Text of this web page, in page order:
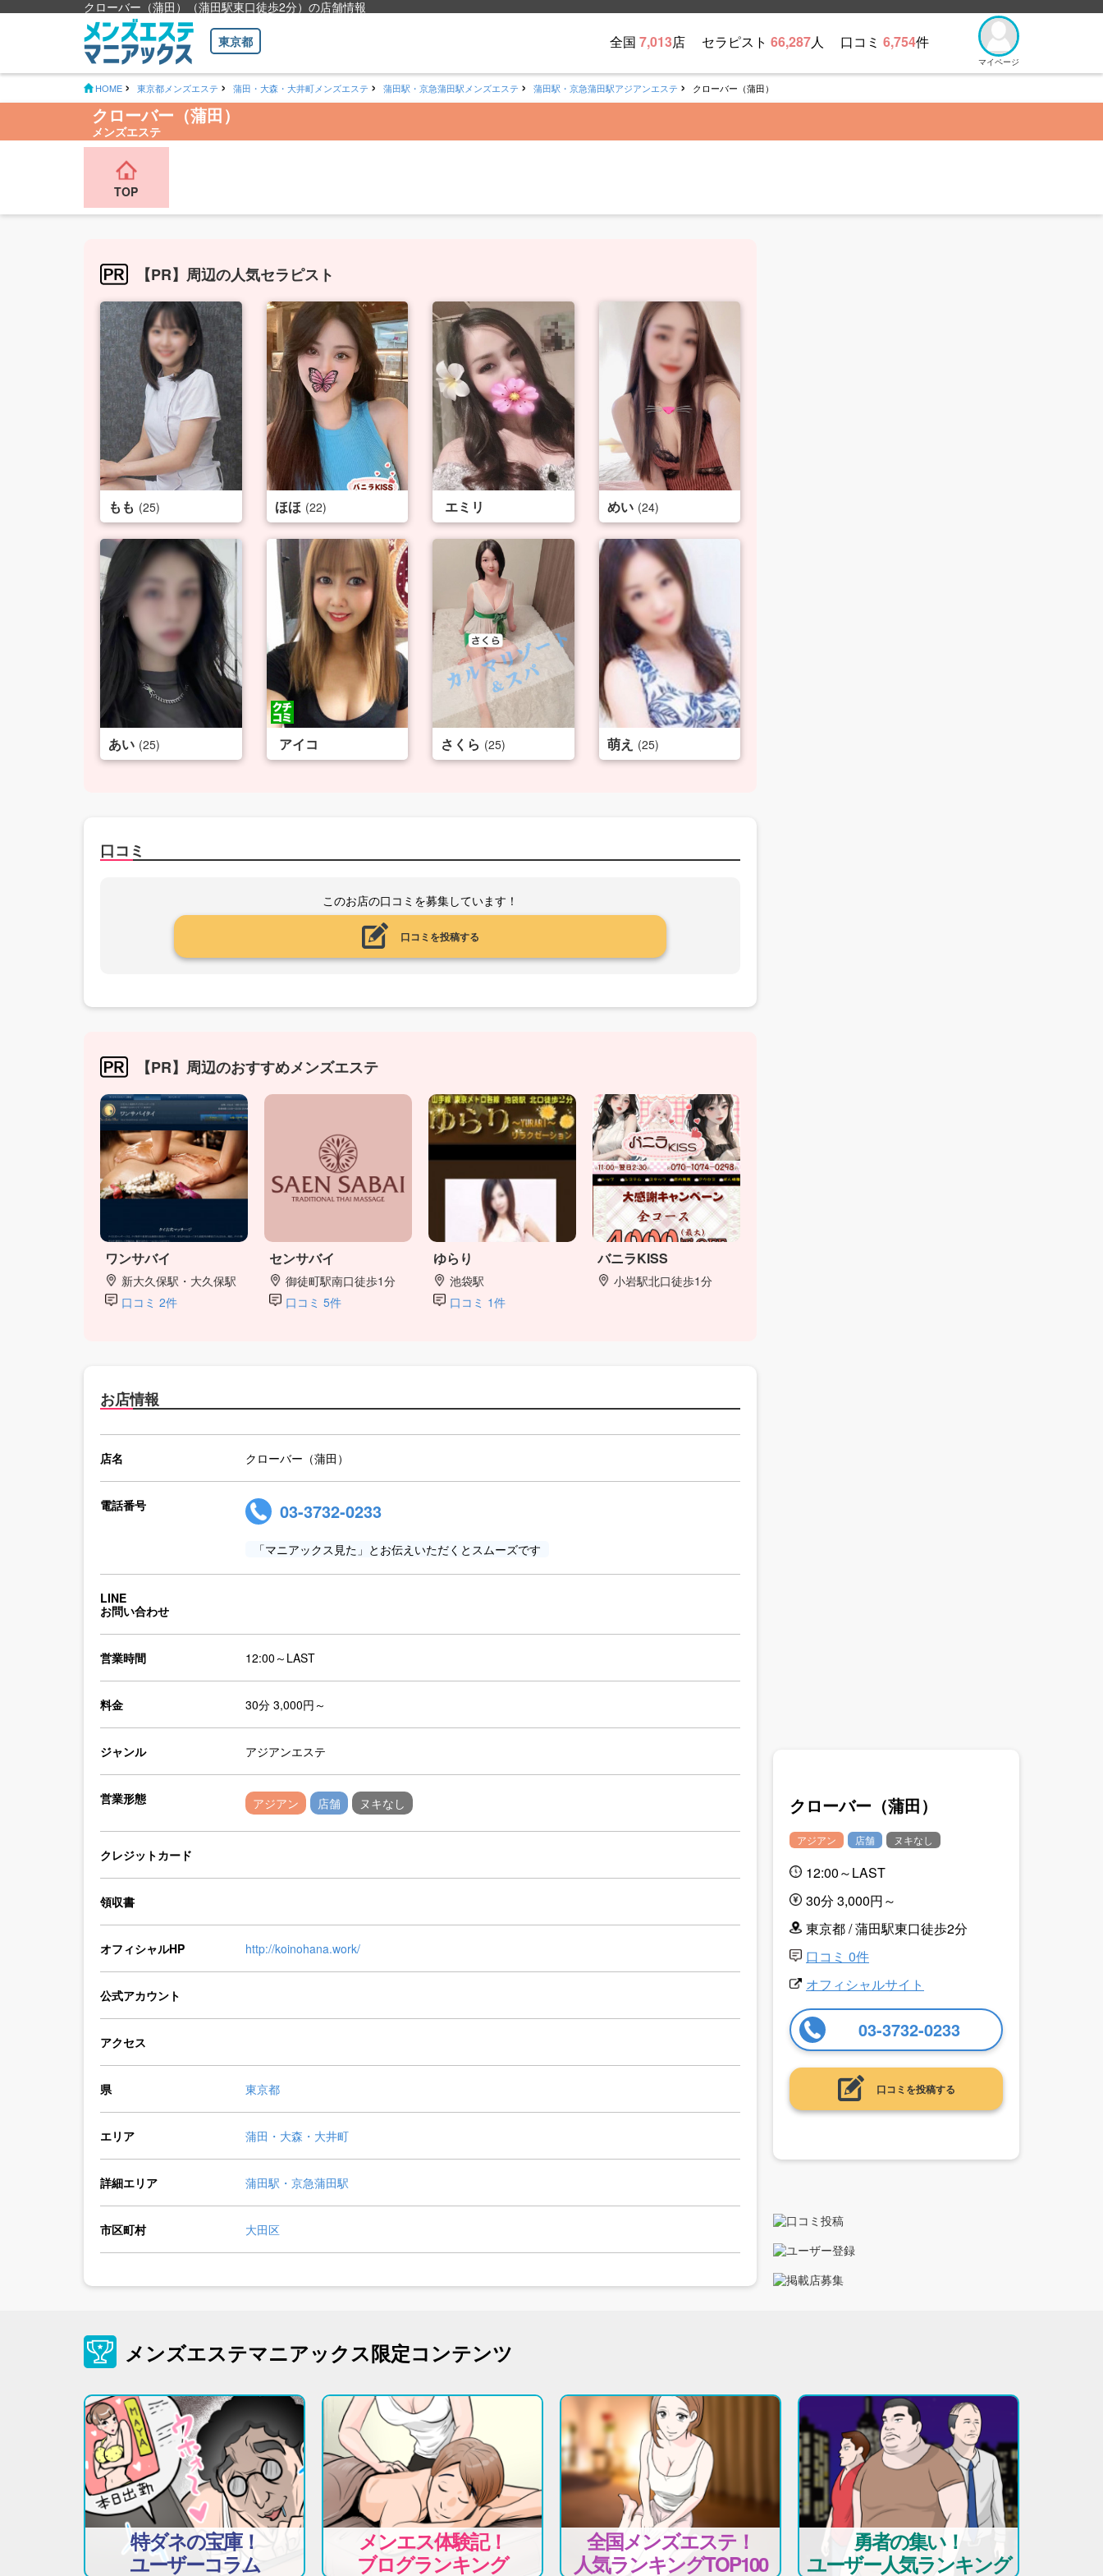
クローバー（蒲田）（蒲田駅東口徒歩2分）の店舗情報
東京都 全国 7,013店 セラピスト 66,287人 口コミ 6,754件
マイページ
HOME 東京都メンズエステ 蒲田・大森・大井町メンズエステ 蒲田駅・京急蒲田駅メンズエステ 蒲田駅・京急蒲田駅アジアンエステ クローバー（蒲田）
クローバー（蒲田）
メンズエステ
TOP
【PR】周辺の人気セラピスト
もも (25) ほほ (22) エミリ めい (24)
あい (25) アイコ さくら (25) 萌え (25)
口コミ
このお店の口コミを募集しています！
口コミを投稿する
【PR】周辺のおすすめメンズエステ
ワンサバイ
新大久保駅・大久保駅
口コミ 2件
センサバイ
御徒町駅南口徒歩1分
口コミ 5件
ゆらり
池袋駅
口コミ 1件
バニラKISS
小岩駅北口徒歩1分
お店情報
店名 クローバー（蒲田）
電話番号 03-3732-0233
「マニアックス見た」とお伝えいただくとスムーズです
LINE
お問い合わせ
営業時間 12:00～LAST
料金 30分 3,000円～
ジャンル アジアンエステ
営業形態 アジアン 店舗 ヌキなし
クレジットカード
領収書
オフィシャルHP http://koinohana.work/
公式アカウント
アクセス
県 東京都
エリア 蒲田・大森・大井町
詳細エリア 蒲田駅・京急蒲田駅
市区町村 大田区
クローバー（蒲田）
アジアン 店舗 ヌキなし
12:00～LAST
30分 3,000円～
東京都 / 蒲田駅東口徒歩2分
口コミ 0件
オフィシャルサイト
03-3732-0233
口コミを投稿する
メンズエステマニアックス限定コンテンツ
特ダネの宝庫！
ユーザーコラム
メンエス体験記！
ブログランキング
全国メンズエステ！
人気ランキングTOP100
勇者の集い！
ユーザー人気ランキング